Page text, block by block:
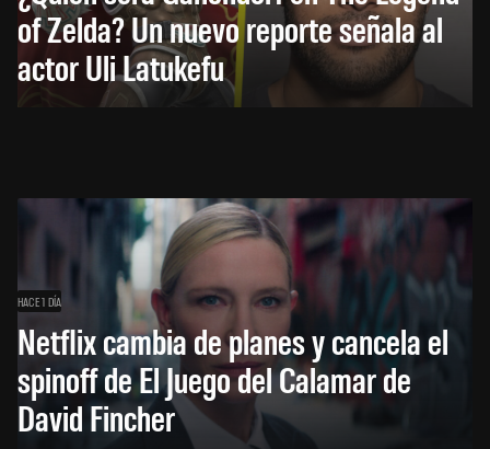
of Zelda? Un nuevo reporte señala al
actor Uli Latukefu
HACE 1 DÍA
Netflix cambia de planes y cancela el
spinoff de El Juego del Calamar de
David Fincher